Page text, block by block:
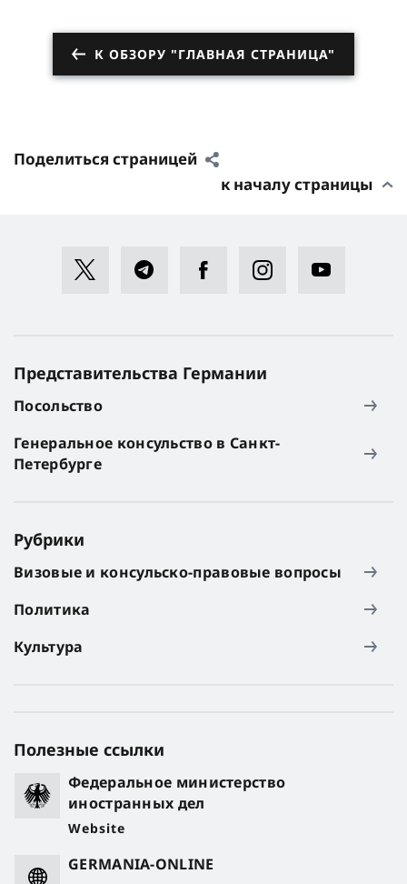
К ОБЗОРУ "ГЛАВНАЯ СТРАНИЦА"
Поделиться страницей
к началу страницы
Представительства Германии
Посольство
Генеральное консульство в Санкт-
Петербурге
Рубрики
Визовые и консульско-правовые вопросы
Политика
Культура
Полезные ссылки
Федеральное министерство
иностранных дел
Website
GERMANIA-ONLINE